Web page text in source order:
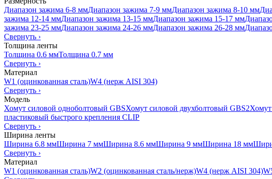
Диапазон зажима 6-8 ммДиапазон зажима 7-9 ммДиапазон зажима 8-10 мм
зажима 12-14 ммДиапазон зажима 13-15 ммДиапазон зажима 15-17 мм
зажима 23-25 ммДиапазон зажима 24-26 ммДиапазон зажима 26-28 мм
Свернуть ›
Толщина ленты
Толщина 0.6 ммТолщина 0.7 мм
Свернуть ›
Материал
W1 (оцинкованная сталь)W4 (нерж AISI 304)
Свернуть ›
Модель
Хомут силовой одноболтовый GBSХомут силовой двухболтовый GBS2
пластиковый быстрого крепления CLIP
Свернуть ›
Ширина ленты
Ширина 6.8 ммШирина 7 ммШирина 8.6 ммШирина 9 ммШирина 18 мм
Свернуть ›
Материал
W1 (оцинкованная сталь)W2 (оцинкованная сталь/нерж)W4 (нерж AISI 304)